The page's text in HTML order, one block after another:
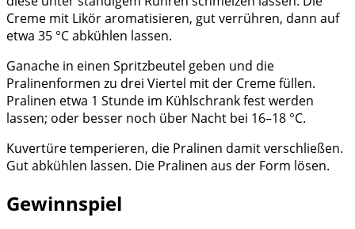
Creme mit Likör aromatisieren, gut verrühren, dann auf
etwa 35 °C abkühlen lassen.
Ganache in einen Spritzbeutel geben und die
Pralinenformen zu drei Viertel mit der Creme füllen.
Pralinen etwa 1 Stunde im Kühlschrank fest werden
lassen; oder besser noch über Nacht bei 16–18 °C.
Kuvertüre temperieren, die Pralinen damit verschließen.
Gut abkühlen lassen. Die Pralinen aus der Form lösen.
Gewinnspiel